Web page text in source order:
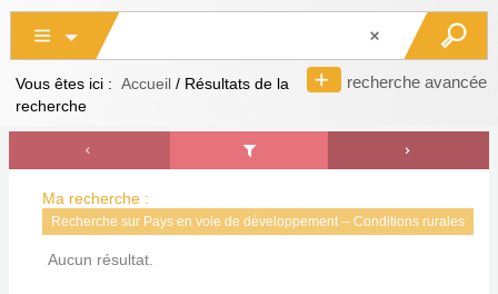
recherche avancée
Vous êtes ici : Accueil / Résultats de la
recherche
Ma recherche :
Recherche sur Pays en voie de développement -- Conditions rurales
Aucun résultat.